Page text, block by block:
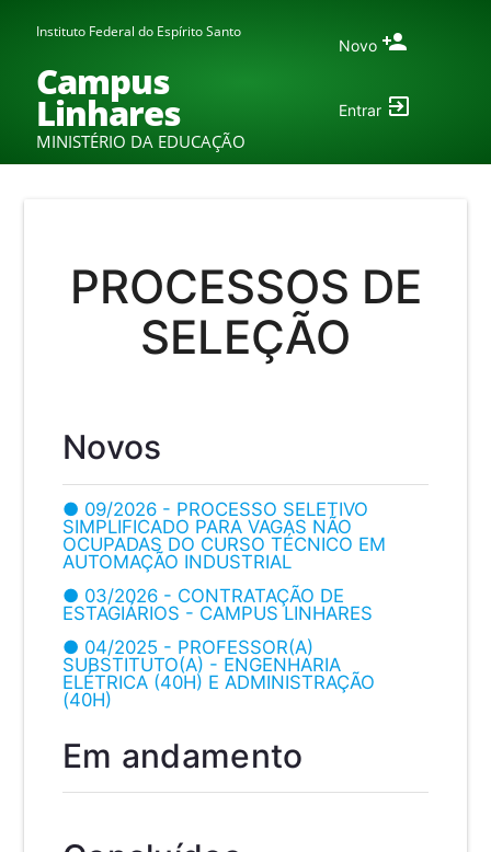
Instituto Federal do Espírito Santo
Campus
Linhares
MINISTÉRIO DA EDUCAÇÃO
Novo
Entrar
PROCESSOS DE
SELEÇÃO
Novos
● 09/2026 - PROCESSO SELETIVO
SIMPLIFICADO PARA VAGAS NÃO
OCUPADAS DO CURSO TÉCNICO EM
AUTOMAÇÃO INDUSTRIAL
● 03/2026 - CONTRATAÇÃO DE
ESTAGIÁRIOS - CAMPUS LINHARES
● 04/2025 - PROFESSOR(A)
SUBSTITUTO(A) - ENGENHARIA
ELÉTRICA (40H) E ADMINISTRAÇÃO
(40H)
Em andamento